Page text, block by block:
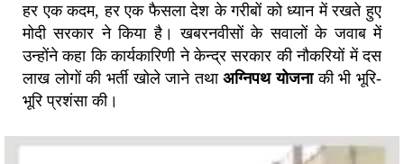
हर एक कदम, हर एक फैसला देश के गरीबों को ध्यान में रखते हुए
मोदी सरकार ने किया है। खबरनवीसों के सवालों के जवाब में
उन्होंने कहा कि कार्यकारिणी ने केन्द्र सरकार की नौकरियों में दस
लाख लोगों की भर्ती खोले जाने तथाअग्निपथ योजनाकी भी भूरि-
भूरि प्रशंसा की।